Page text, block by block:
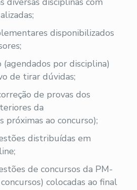
disponibilizados
(agendados por disciplina)
de tirar dúvidas;
de provas dos
da
próximas ao concurso);
distribuídas em
de concursos da PM-
colocadas ao final